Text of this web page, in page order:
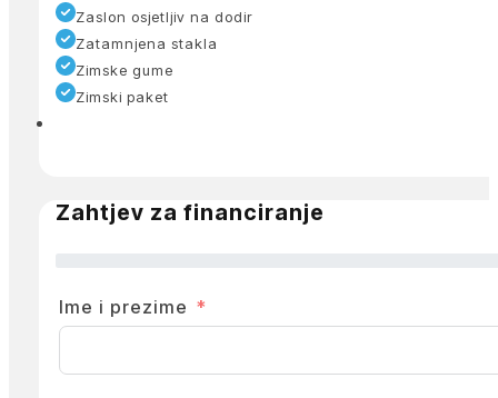
Zaslon osjetljiv na dodir
Zatamnjena stakla
Zimske gume
Zimski paket
Zahtjev za financiranje
Ime i prezime